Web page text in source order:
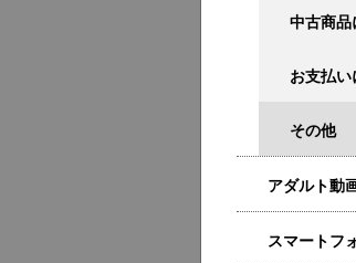
中古商品
お支払
その他
アダルト動
スマートフ